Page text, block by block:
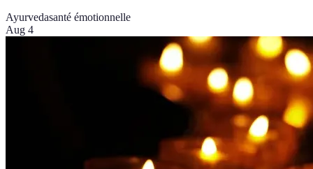
Ayurvedasanté émotionnelle
Aug 4